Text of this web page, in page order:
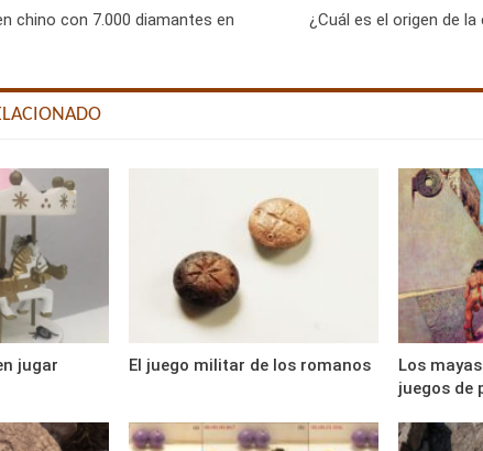
chino con 7.000 diamantes en
¿Cuál es el origen de la
jugar El juego militar de los romanos
Los
juegos de